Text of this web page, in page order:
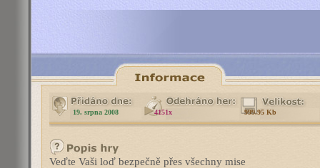
19. srpna 2008 4151x 999.95 Kb
Veďte Vaši loď bezpečně přes všechny mise